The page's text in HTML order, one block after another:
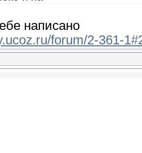
написано
forum/2-361-